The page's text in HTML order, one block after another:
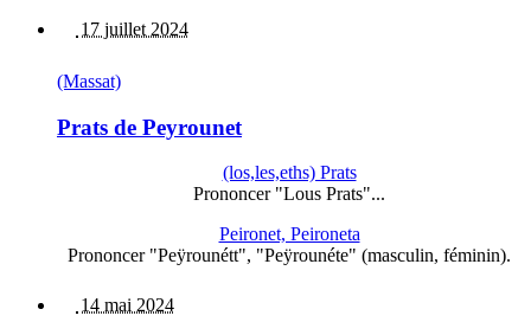
17 juillet 2024
(Massat)
Prats de Peyrounet
(los,les,eths) Prats
Prononcer "Lous Prats"...
Peironet, Peironeta
Prononcer "Peÿrounétt", "Peÿrounéte" (masculin, féminin).
14 mai 2024